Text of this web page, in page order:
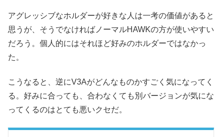
アグレッシブなホルダーが好きな人は一考の価値があると
思うが、そうでなければノーマルHAWKの方が使いやすい
だろう。個人的にはそれほど好みのホルダーではなかっ
た。
こうなると、逆にV3Aがどんなものかすごく気になってく
る。好みに合っても、合わなくても別バージョンが気にな
ってくるのはとても悪いクセだ。